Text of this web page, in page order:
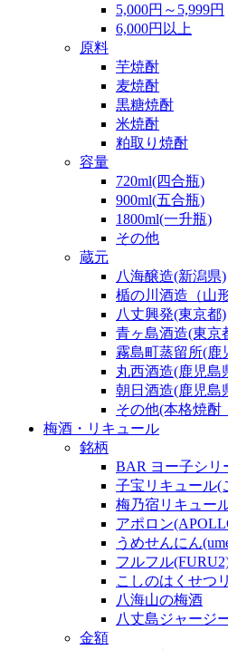
5,000円～5,999円
6,000円以上
原料
芋焼酎
麦焼酎
黒糖焼酎
米焼酎
粕取り焼酎
容量
720ml(四合瓶)
900ml(五合瓶)
1800ml(一升瓶)
その他
蔵元
八海醸造(新潟県)
楯の川酒造（山
八丈興発(東京都)
青ヶ島酒造(東京
霧島町蒸留所(鹿
丸西酒造(鹿児島
朝日酒造(鹿児島
その他(本格焼
梅酒・リキュール
銘柄
BAR ヨー子シリ
子宝リキュール(
梅乃宿リキュー
アポロン
うめせんにん
フルフル
こしのはくせつ
八海山の梅酒
八丈島ジャージ
金額